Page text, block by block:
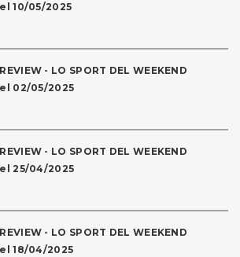
10/05/2025
- LO SPORT DEL WEEKEND
02/05/2025
- LO SPORT DEL WEEKEND
25/04/2025
- LO SPORT DEL WEEKEND
18/04/2025